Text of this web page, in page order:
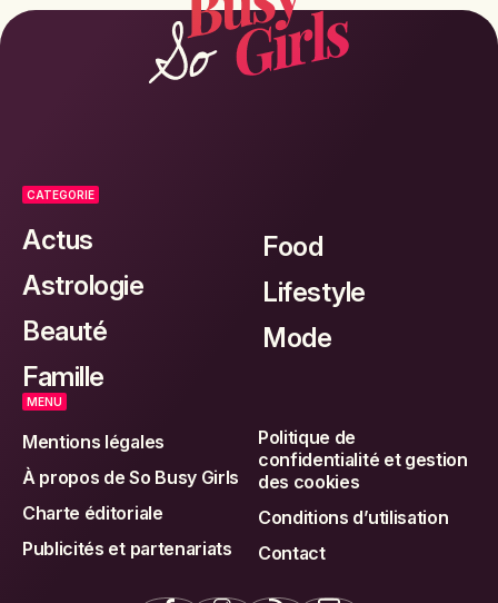
CATEGORIE
Actus
Astrologie
Beauté
Famille
Food
Lifestyle
Mode
MENU
Mentions légales
À propos de So Busy Girls
Charte éditoriale
Publicités et partenariats
Politique de
confidentialité et gestion
des cookies
Conditions d’utilisation
Contact